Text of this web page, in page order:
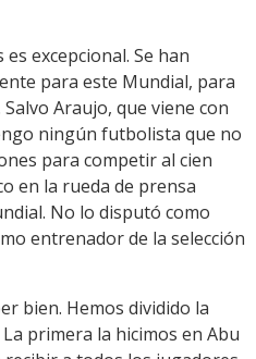
excepcional. Se han
para este Mundial, para
Araujo, que viene con
ningún futbolista que no
para competir al cien
en la rueda de prensa
No lo disputó como
entrenador de la selección
bien. Hemos dividido la
primera la hicimos en Abu